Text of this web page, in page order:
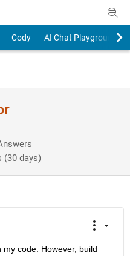
Cody AI Chat Playground
(30 days)
code. However, build